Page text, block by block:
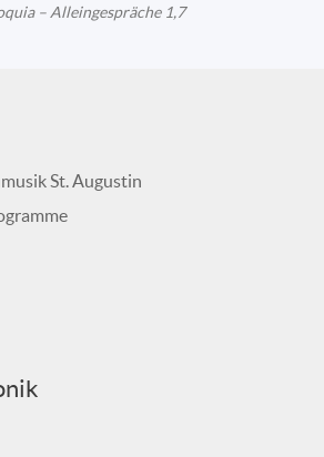
– Alleingespräche 1,7
St. Augustin